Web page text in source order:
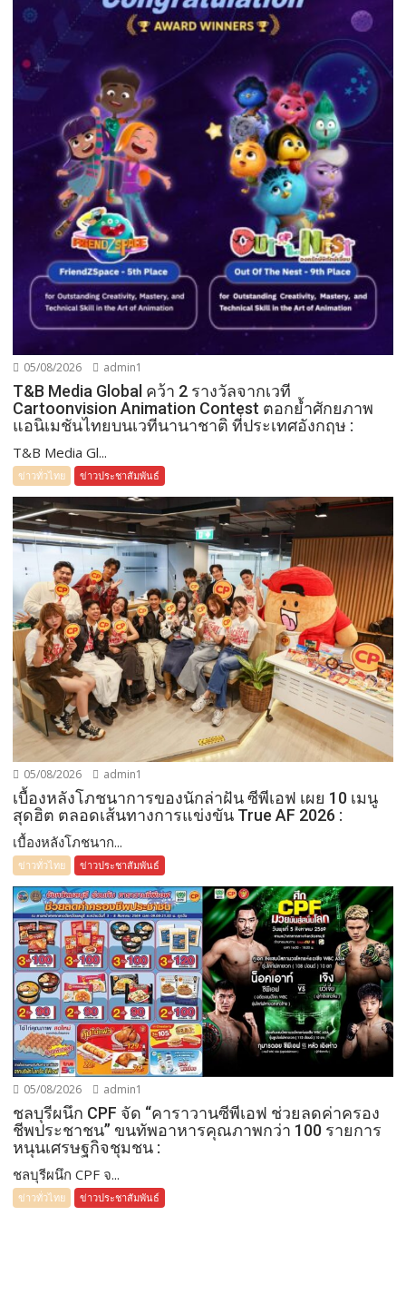
05/08/2026 admin1
T&B Media Global คว้า 2 รางวัลจากเวที
Cartoonvision Animation Contest ตอกย้ำศักยภาพ
แอนิเมชันไทยบนเวทีนานาชาติ ที่ประเทศอังกฤษ :
T&B Media Gl...
ข่าวทั่วไทย ข่าวประชาสัมพันธ์
05/08/2026 admin1
เบื้องหลังโภชนาการของนักล่าฝัน ซีพีเอฟ เผย 10 เมนู
สุดฮิต ตลอดเส้นทางการแข่งขัน True AF 2026 :
เบื้องหลังโภชนาก...
ข่าวทั่วไทย ข่าวประชาสัมพันธ์
05/08/2026 admin1
ชลบุรีผนึก CPF จัด “คาราวานซีพีเอฟ ช่วยลดค่าครอง
ชีพประชาชน” ขนทัพอาหารคุณภาพกว่า 100 รายการ
หนุนเศรษฐกิจชุมชน :
ชลบุรีผนึก CPF จ...
ข่าวทั่วไทย ข่าวประชาสัมพันธ์